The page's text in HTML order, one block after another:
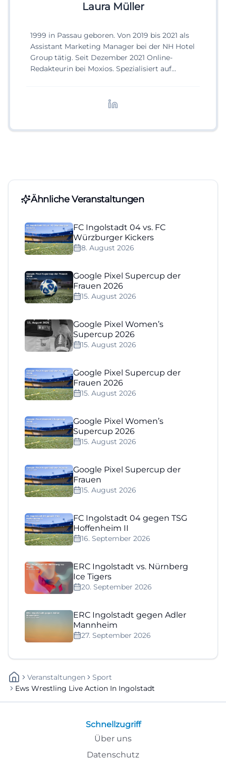
Laura Müller
1999 in Passau geboren. Von 2019 bis 2021 als
Assistant Marketing Manager bei der NH Hotel
Group tätig. Seit Dezember 2021 Online-
Redakteurin bei Moxios. Spezialisiert auf
Ähnliche Veranstaltungen
FC Ingolstadt 04 vs. FC
Würzburger Kickers
8. August 2026
Google Pixel Supercup der
Frauen 2026
15. August 2026
Google Pixel Women’s
Supercup 2026
15. August 2026
Google Pixel Supercup der
Frauen 2026
15. August 2026
Google Pixel Women’s
Supercup 2026
15. August 2026
Google Pixel Supercup der
Frauen
15. August 2026
FC Ingolstadt 04 gegen TSG
Hoffenheim II
16. September 2026
ERC Ingolstadt vs. Nürnberg
Ice Tigers
20. September 2026
ERC Ingolstadt gegen Adler
Mannheim
27. September 2026
Veranstaltungen
Sport
Ews Wrestling Live Action In Ingolstadt
Schnellzugriff
Über uns
Datenschutz